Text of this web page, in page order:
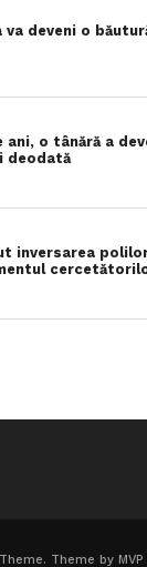
va deveni o
ani, o tânără a
deodată
inversarea
Theme by